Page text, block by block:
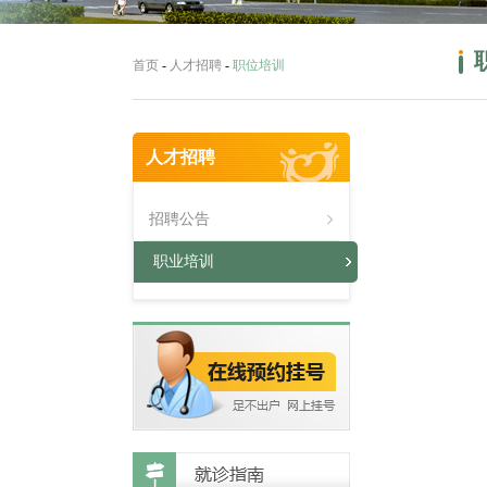
首页 - 人才招聘 - 职位培训
人才招聘
招聘公告
职业培训